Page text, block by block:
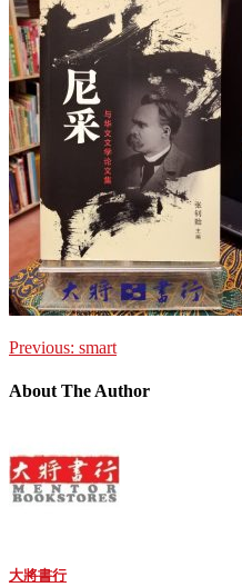
Previous: smart
About The Author
大將書行